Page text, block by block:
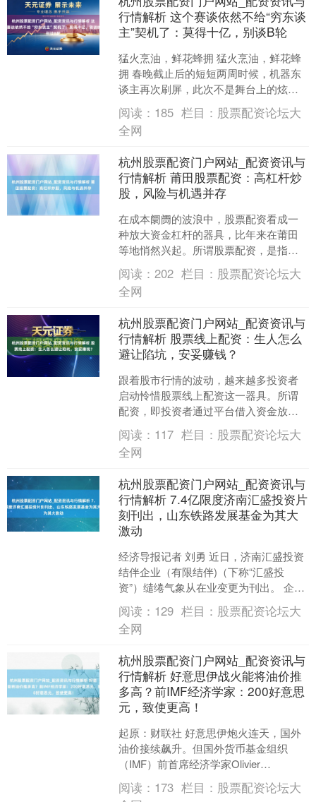
行情解析 这个赛谈依然不给“穷东谈
主”契机了：莫得十亿，别谈B轮
猛火烹油，鲜花蜂拥 猛火烹油，鲜花蜂
拥 春晚截止后的短短两周时候，机器东
谈主再次刷屏，此次不是舞台上的炫
技，而是劈头盖脸的融资音讯。 据融中
财经记者不皆备统计，....
阅读： 185 栏目： 股票配资论坛大
全网
杭州股票配资门户网站_配资资讯与
行情解析 莆田股票配资：高杠杆炒
股，风险与机遇并存
在成本阛阓的波浪中，股票配资看成一
种放大资金杠杆的器具，比年来在莆田
等地悄然兴起。所谓股票配资，是指投
资者通过配资公司得到一定比例的资
金，以自有资金看成保证金，....
阅读：202 栏目： 股票配资论坛大
全网
杭州股票配资门户网站_配资资讯与
行情解析 股票线上配资：生人怎么
避让陷坑，安妥赚钱？
跟着股市行情的波动，越来越多投资者
启动怜惜股票线上配资这一器具。所谓
配资，即投资者通过平台借入资金放大
本金，以期取得更高收益。干系词，高
收益跟随高风险，尤其关于....
阅读： 117 栏目： 股票配资论坛大
全网
杭州股票配资门户网站_配资资讯与
行情解析 7.4亿限度济南汇盛投资片
刻刊出，山东铁路发展基金为其大
激动
经济导报记者 刘勇 近日，济南汇盛投资
结伴企业（有限结伴)（下称“汇盛投
资”）缱绻气象从在业变更为刊出。 企查
查信息清晰，汇盛投资汲引于2023年4月
11日，出....
阅读： 129 栏目： 股票配资论坛大
全网
杭州股票配资门户网站_配资资讯与
行情解析 好意思伊战火能将油价推
多高？前IMF经济学家：200好意思
元，致使更高！
起原：财联社 好意思伊炮火连天，国外
油价接续飙升。但国外货币基金组织
（IMF）前首席经济学家Olivier
Blanchard警告称，这还没完，油价可能
还有进一....
阅读： 173 栏目： 股票配资论坛大